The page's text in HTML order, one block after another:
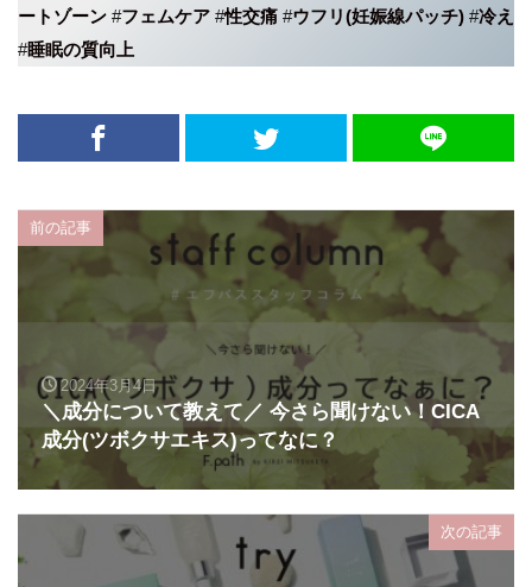
ートゾーン #フェムケア #性交痛 #ウフリ(妊娠線パッチ) #冷え
#睡眠の質向上
前の記事
2024年3月4日
＼成分について教えて／ 今さら聞けない！CICA
成分(ツボクサエキス)ってなに？
次の記事